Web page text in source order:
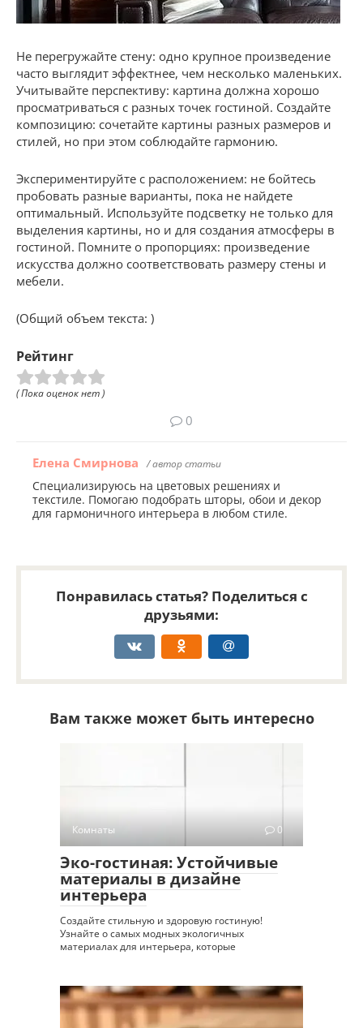
Не перегружайте стену: одно крупное произведение
часто выглядит эффектнее, чем несколько маленьких.
Учитывайте перспективу: картина должна хорошо
просматриваться с разных точек гостиной. Создайте
композицию: сочетайте картины разных размеров и
стилей, но при этом соблюдайте гармонию.
Экспериментируйте с расположением: не бойтесь
пробовать разные варианты, пока не найдете
оптимальный. Используйте подсветку не только для
выделения картины, но и для создания атмосферы в
гостиной. Помните о пропорциях: произведение
искусства должно соответствовать размеру стены и
мебели.
(Общий объем текста: )
Рейтинг
( Пока оценок нет )
0
Елена Смирнова / автор статьи
Специализируюсь на цветовых решениях и
текстиле. Помогаю подобрать шторы, обои и декор
для гармоничного интерьера в любом стиле.
Понравилась статья? Поделиться с
друзьями:
Вам также может быть интересно
Комнаты 0
Эко-гостиная: Устойчивые
материалы в дизайне
интерьера
Создайте стильную и здоровую гостиную!
Узнайте о самых модных экологичных
материалах для интерьера, которые